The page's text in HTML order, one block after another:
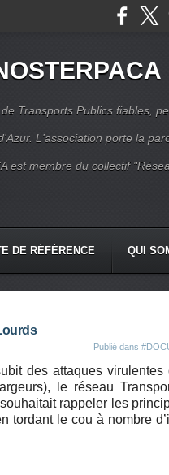
Transports Publics fiables,
L'association porte la
est membre du collectif
DE RÉFÉRENCE QUI
Publié dans
des attaques virulentes
le réseau
rappeler les
tordant le cou à nombre